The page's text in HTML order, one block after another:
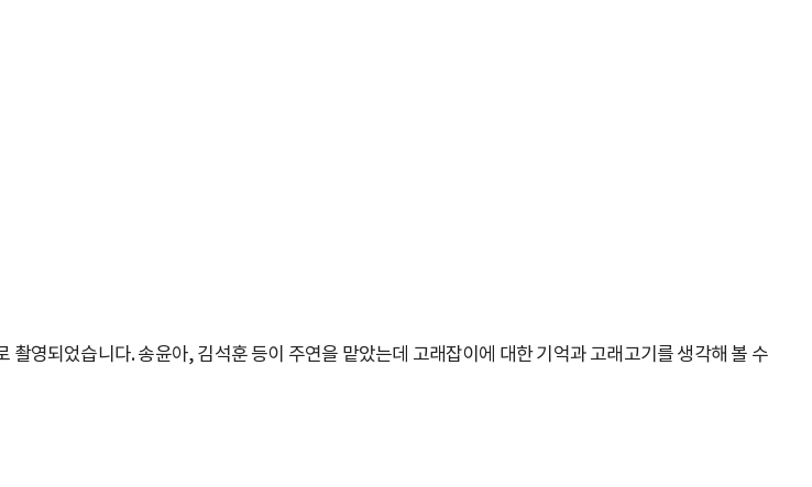
영되었습니다. 송윤아, 김석훈 등이 주연을 맡았는데 고래잡이에 대한 기억과 고래고기를 생각해 볼 수